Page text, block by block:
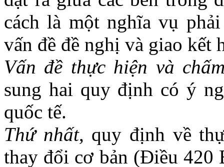
cách là một nghĩa vụ
vấn đề đề nghị và giao kết
Vấn đề thực hiện và
sung hai quy định có ý
quốc tế.
Thứ nhất, quy định về
thay đổi cơ bản (Điều 420